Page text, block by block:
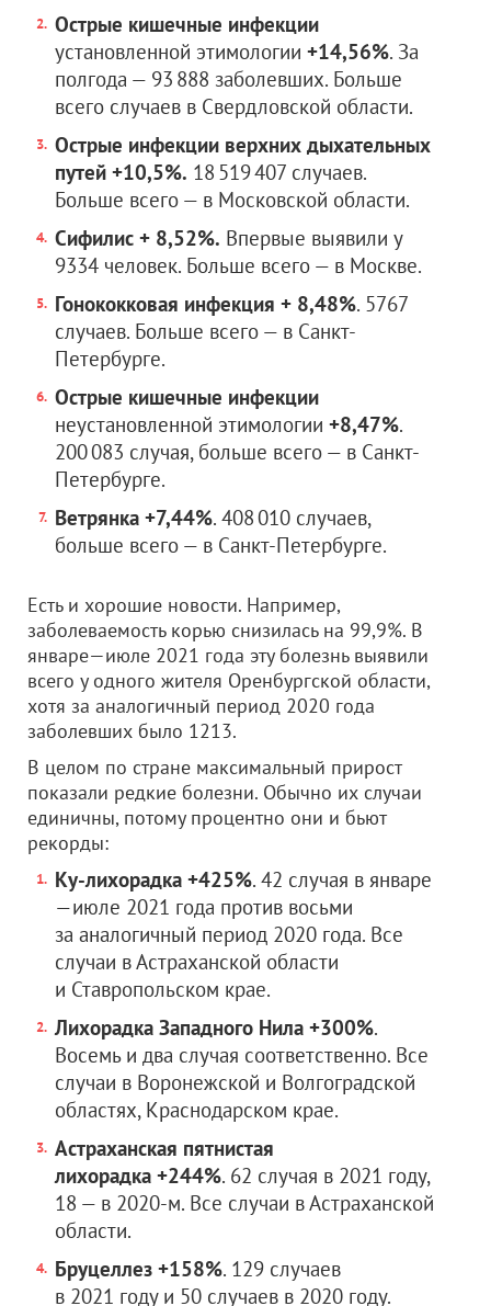
Острые кишечные инфекции
установленной этимологии +14,56%. За
полгода — 93 888 заболевших. Больше
всего случаев в Свердловской области.
Острые инфекции верхних дыхательных
путей +10,5%. 18 519 407 случаев.
Больше всего — в Московской области.
Сифилис + 8,52%. Впервые выявили у
9334 человек. Больше всего — в Москве.
Гонококковая инфекция + 8,48%. 5767
случаев. Больше всего — в Санкт-
Петербурге.
Острые кишечные инфекции
неустановленной этимологии +8,47%.
200 083 случая, больше всего — в Санкт-
Петербурге.
Ветрянка +7,44%. 408 010 случаев,
больше всего — в Санкт-Петербурге.
Есть и хорошие новости. Например,
заболеваемость корью снизилась на 99,9%. В
январе—июле 2021 года эту болезнь выявили
всего у одного жителя Оренбургской области,
хотя за аналогичный период 2020 года
заболевших было 1213.
В целом по стране максимальный прирост
показали редкие болезни. Обычно их случаи
единичны, потому процентно они и бьют
рекорды:
Ку-лихорадка +425%. 42 случая в январе
—июле 2021 года против восьми
за аналогичный период 2020 года. Все
случаи в Астраханской области
и Ставропольском крае.
Лихорадка Западного Нила +300%.
Восемь и два случая соответственно. Все
случаи в Воронежской и Волгоградской
областях, Краснодарском крае.
Астраханская пятнистая
лихорадка +244%. 62 случая в 2021 году,
18 — в 2020-м. Все случаи в Астраханской
области.
Бруцеллез +158%. 129 случаев
в 2021 году и 50 случаев в 2020 году.